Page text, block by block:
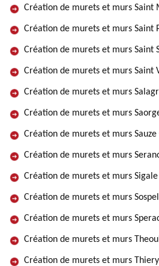
Création de murets et murs Saint
Création de murets et murs Saint
Création de murets et murs Saint
Création de murets et murs Saint
Création de murets et murs
Création de murets et murs
Création de murets et murs Sauze
Création de murets et murs
Création de murets et murs
Création de murets et murs
Création de murets et murs
Création de murets et murs
Création de murets et murs